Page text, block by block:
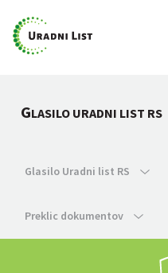
GLASILO URADNI LIST RS
Glasilo Uradni list RS
Preklic dokumentov